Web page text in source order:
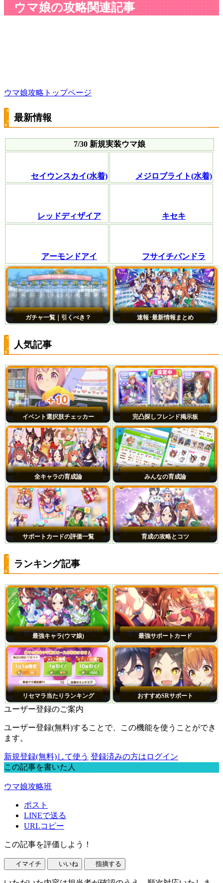
ウマ娘の攻略関連記事
ウマ娘攻略トップページ
最新情報
7/30 新規実装ウマ娘
セイウンスカイ(水着) メジロブライト(水着)
レッドディザイア キセキ
アーモンドアイ フサイチパンドラ
ガチャ一覧｜引くべき？ 速報･最新情報まとめ
人気記事
イベント選択肢チェッカー 完凸探しフレンド掲示板
全キャラの育成論 みんなの育成論
サポートカードの評価一覧 育成の攻略とコツ
ランキング記事
最強キャラ(ウマ娘) 最強サポートカード
リセマラ当たりランキング おすすめSRサポート
ユーザー登録のご案内
ユーザー登録(無料)することで、この機能を使うことができ
ます。
新規登録(無料)して使う 登録済みの方はログイン
この記事を書いた人
ウマ娘攻略班
ポスト
LINEで送る
URLコピー
この記事を評価しよう！
イマイチ いいね 指摘する